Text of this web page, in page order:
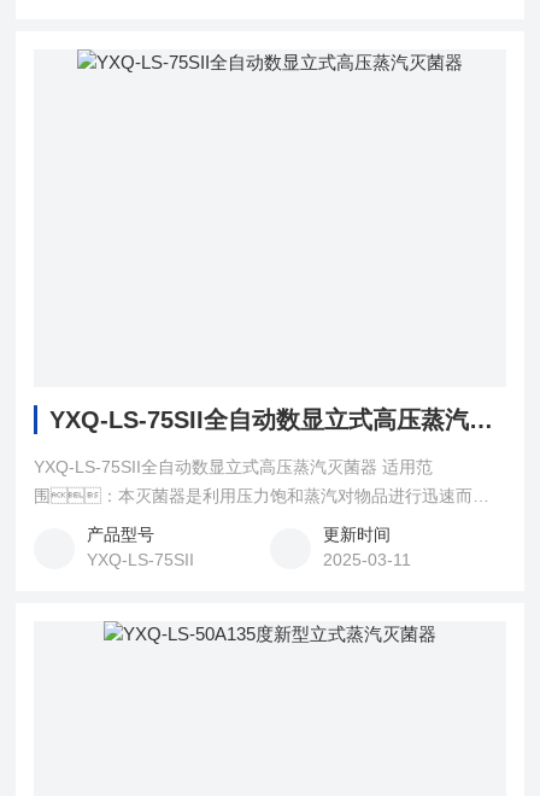
YXQ-LS-75SII全自动数显立式高压蒸汽灭菌器
YXQ-LS-75SII全自动数显立式高压蒸汽灭菌器 适用范
围：本灭菌器是利用压力饱和蒸汽对物品进行迅速而可
靠的消毒灭菌设备，适用于医疗卫生事业、科
研、农业等单位。对医疗器械、敷
量饮用水，也可作为制取高温蒸汽源设备。〈br〉
产品型号
YXQ-LS-75SII
更新时间
2025-03-11